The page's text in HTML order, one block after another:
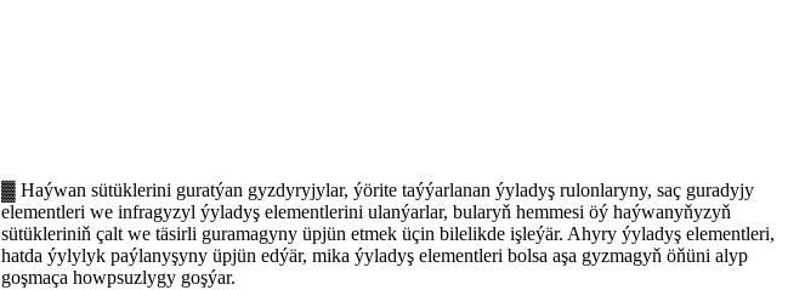
▓ Haýwan sütüklerini guratýan gyzdyryjylar, ýörite taýýarlanan ýyladyş rulonlaryny, saç guradyjy
elementleri we infragyzyl ýyladyş elementlerini ulanýarlar, bularyň hemmesi öý haýwanyňyzyň
sütükleriniň çalt we täsirli guramagyny üpjün etmek üçin bilelikde işleýär. Ahyry ýyladyş elementleri,
hatda ýylylyk paýlanyşyny üpjün edýär, mika ýyladyş elementleri bolsa aşa gyzmagyň öňüni alyp
goşmaça howpsuzlygy goşýar.